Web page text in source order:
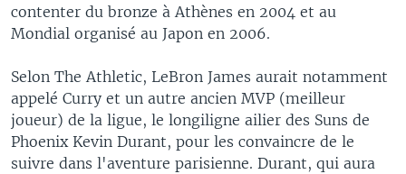
contenter du bronze à Athènes en 2004 et au
Mondial organisé au Japon en 2006.
Selon The Athletic, LeBron James aurait notamment
appelé Curry et un autre ancien MVP (meilleur
joueur) de la ligue, le longiligne ailier des Suns de
Phoenix Kevin Durant, pour les convaincre de le
suivre dans l'aventure parisienne. Durant, qui aura